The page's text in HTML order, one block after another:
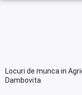
Locuri de munca in
Dambovita